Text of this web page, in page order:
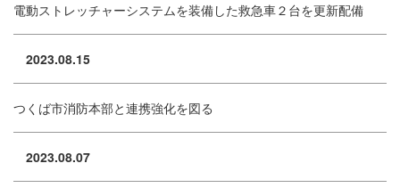
電動ストレッチャーシステムを装備した救急車２台を更新配備
2023.08.15
つくば市消防本部と連携強化を図る
2023.08.07